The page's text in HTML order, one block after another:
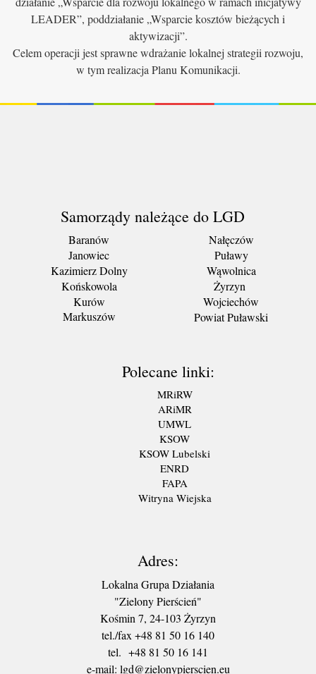
LEADER”, poddziałanie „Wsparcie kosztów bieżących i
aktywizacji”.
Celem operacji jest sprawne wdrażanie lokalnej strategii rozwoju,
w tym realizacja Planu Komunikacji.
Samorządy należące do LGD
Baranów
Janowiec
Kazimierz Dolny
Końskowola
Kurów
Markuszów
Nałęczów
Puławy
Wąwolnica
Żyrzyn
Wojciechów
Powiat Puławski
Polecane linki:
MRiRW
ARiMR
UMWL
KSOW
KSOW Lubelski
ENRD
FAPA
Witryna Wiejska
Adres:
Lokalna Grupa Działania
"Zielony Pierścień"
Kośmin 7, 24-103 Żyrzyn
tel./fax +48 81 50 16 140
tel. +48 81 50 16 141
​e-mail: lgd@zielonypierscien.eu